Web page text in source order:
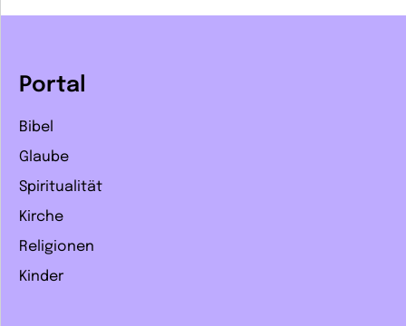
Portal
Bibel
Glaube
Spiritualität
Kirche
Religionen
Kinder